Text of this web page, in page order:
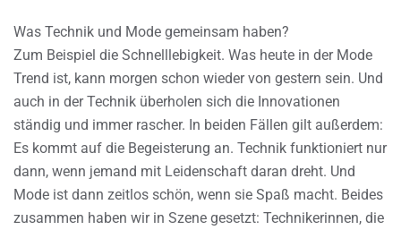
Was Technik und Mode gemeinsam haben?
Zum Beispiel die Schnelllebigkeit. Was heute in der Mode
Trend ist, kann morgen schon wieder von gestern sein. Und
auch in der Technik überholen sich die Innovationen
ständig und immer rascher. In beiden Fällen gilt außerdem:
Es kommt auf die Begeisterung an. Technik funktioniert nur
dann, wenn jemand mit Leidenschaft daran dreht. Und
Mode ist dann zeitlos schön, wenn sie Spaß macht. Beides
zusammen haben wir in Szene gesetzt: Technikerinnen, die